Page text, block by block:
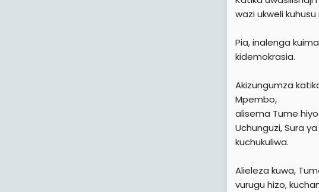
wazi ukweli
Pia, inalenga
kidemokrasia.
Akizungumza
Mpembo,
alisema Tume
Uchunguzi, Sura
kuchukuliwa.
Alieleza kuwa,
vurugu hizo,